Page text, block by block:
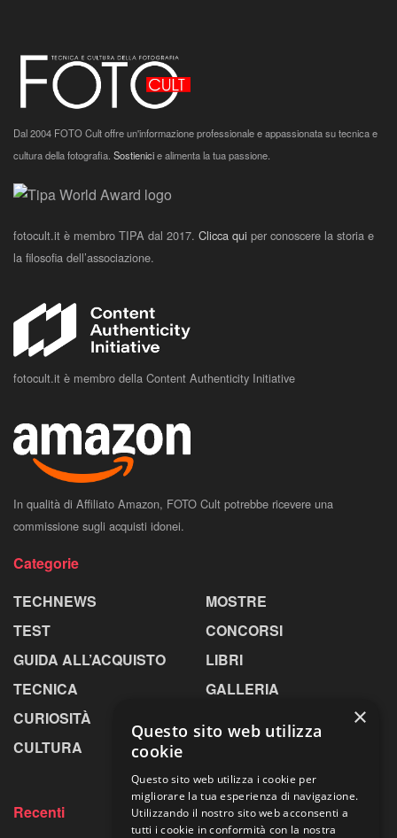
Dal 2004 FOTO Cult offre un'informazione professionale e appassionata su tecnica e
cultura della fotografia. Sostienicie alimenta la tua passione.
fotocult.it è membro TIPA dal 2017. Clicca qui per conoscere la storia e
la filosofia dell’associazione.
fotocult.it è membro della Content Authenticity Initiative
In qualità di Affiliato Amazon, FOTO Cult potrebbe ricevere una
commissione sugli acquisti idonei.
Categorie
TECHNEWS
TEST
GUIDA ALL’ACQUISTO
TECNICA
CURIOSITÀ
CULTURA
MOSTRE
CONCORSI
LIBRI
GALLERIA
Recenti
×
Questo sito web utilizza
cookie
Questo sito web utilizza i cookie per
migliorare la tua esperienza di navigazione.
Utilizzando il nostro sito web acconsenti a
tutti i cookie in conformità con la nostra